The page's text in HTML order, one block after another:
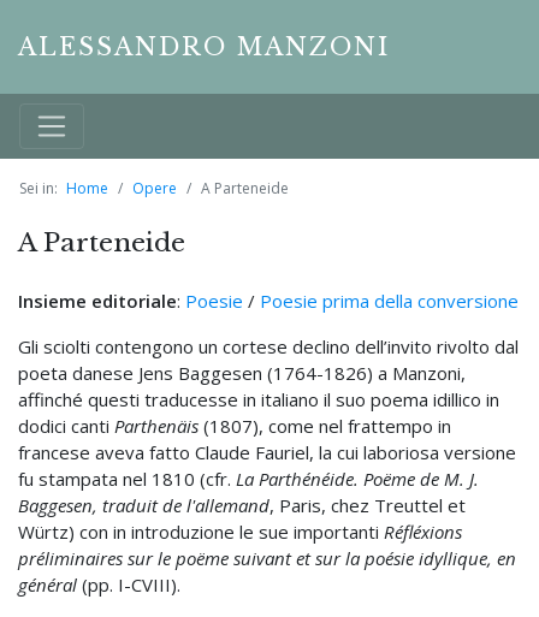
ALESSANDRO MANZONI
Sei in: Home Opere A Parteneide
A Parteneide
Insieme editoriale: Poesie / Poesie prima della conversione
Gli sciolti contengono un cortese declino dell’invito rivolto dal
poeta danese Jens Baggesen (1764-1826) a Manzoni,
affinché questi traducesse in italiano il suo poema idillico in
dodici canti Parthenäis (1807), come nel frattempo in
francese aveva fatto Claude Fauriel, la cui laboriosa versione
fu stampata nel 1810 (cfr. La Parthénéide. Poëme de M. J.
Baggesen, traduit de l'allemand, Paris, chez Treuttel et
Würtz) con in introduzione le sue importanti Réfléxions
préliminaires sur le poëme suivant et sur la poésie idyllique, en
général (pp. I-CVIII).